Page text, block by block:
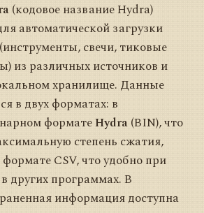
(кодовое название Hydra)
автоматической загрузки
свечи, тиковые
из различных источников и
хранилище. Данные
в двух форматах: в
форматеHydra(BIN), что
степень сжатия,
CSV, что удобно при
других программах. В
информация доступна